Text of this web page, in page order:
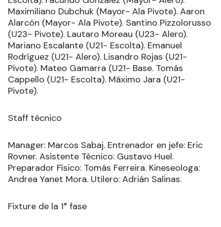
Maximiliano Dubchuk (Mayor- Ala Pivote). Aaron
Alarcón (Mayor- Ala Pivote). Santino Pizzolorusso
(U23- Pivote). Lautaro Moreau (U23- Alero).
Mariano Escalante (U21- Escolta). Emanuel
Rodríguez (U21- Alero). Lisandro Rojas (U21-
Pivote). Mateo Gamarra (U21- Base. Tomás
Cappello (U21- Escolta). Máximo Jara (U21-
Pivote).
Staff técnico
Manager: Marcos Sabaj. Entrenador en jefe: Eric
Rovner. Asistente Técnico: Gustavo Huel.
Preparador Físico: Tomás Ferreira. Kineseologa:
Andrea Yanet Mora. Utilero: Adrián Salinas.
Fixture de la 1° fase